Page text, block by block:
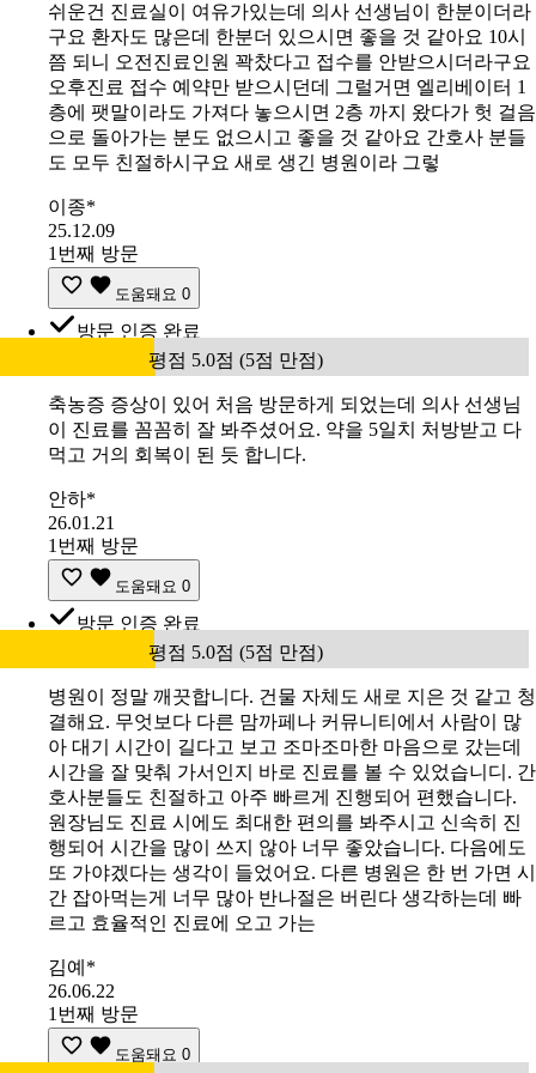
쉬운건 진료실이 여유가있는데 의사 선생님이 한분이더라
구요 환자도 많은데 한분더 있으시면 좋을 것 같아요 10시
쯤 되니 오전진료인원 꽉찼다고 접수를 안받으시더라구요
오후진료 접수 예약만 받으시던데 그럴거면 엘리베이터 1
층에 팻말이라도 가져다 놓으시면 2층 까지 왔다가 헛 걸음
으로 돌아가는 분도 없으시고 좋을 것 같아요 간호사 분들
도 모두 친절하시구요 새로 생긴 병원이라 그렇
이종*
25.12.09
1번째 방문
도움돼요 0
방문 인증 완료
평점 5.0점 (5점 만점)
축농증 증상이 있어 처음 방문하게 되었는데 의사 선생님
이 진료를 꼼꼼히 잘 봐주셨어요. 약을 5일치 처방받고 다
먹고 거의 회복이 된 듯 합니다.
안하*
26.01.21
1번째 방문
도움돼요 0
방문 인증 완료
평점 5.0점 (5점 만점)
병원이 정말 깨끗합니다. 건물 자체도 새로 지은 것 같고 청
결해요. 무엇보다 다른 맘까페나 커뮤니티에서 사람이 많
아 대기 시간이 길다고 보고 조마조마한 마음으로 갔는데
시간을 잘 맞춰 가서인지 바로 진료를 볼 수 있었습니디. 간
호사분들도 친절하고 아주 빠르게 진행되어 편했습니다.
원장님도 진료 시에도 최대한 편의를 봐주시고 신속히 진
행되어 시간을 많이 쓰지 않아 너무 좋았습니다. 다음에도
또 가야겠다는 생각이 들었어요. 다른 병원은 한 번 가면 시
간 잡아먹는게 너무 많아 반나절은 버린다 생각하는데 빠
르고 효율적인 진료에 오고 가는
김예*
26.06.22
1번째 방문
도움돼요 0